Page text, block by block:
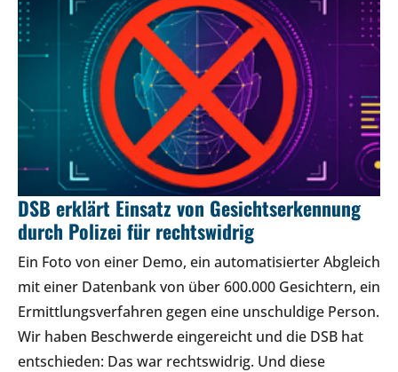
DSB erklärt Einsatz von Gesichtserkennung
durch Polizei für rechtswidrig
Ein Foto von einer Demo, ein automatisierter Abgleich
mit einer Datenbank von über 600.000 Gesichtern, ein
Ermittlungsverfahren gegen eine unschuldige Person.
Wir haben Beschwerde eingereicht und die DSB hat
entschieden: Das war rechtswidrig. Und diese